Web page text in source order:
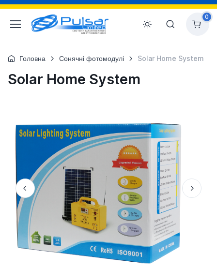
0
Головна Сонячні фотомодулі Solar Home System
Solar Home System